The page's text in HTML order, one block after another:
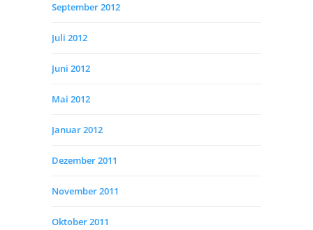
September 2012
Juli 2012
Juni 2012
Mai 2012
Januar 2012
Dezember 2011
November 2011
Oktober 2011